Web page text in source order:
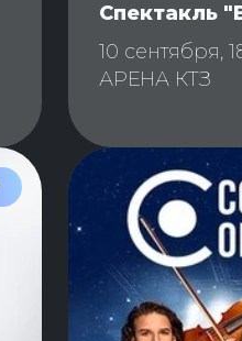
Спектакль
10 сентября,
АРЕНА КТЗ